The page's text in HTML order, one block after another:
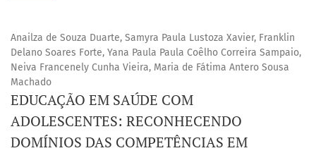
Anailza de Souza Duarte, Samyra Paula Lustoza Xavier, Franklin
Delano Soares Forte, Yana Paula Paula Coêlho Correira Sampaio,
Neiva Francenely Cunha Vieira, Maria de Fátima Antero Sousa
Machado
EDUCAÇÃO EM SAÚDE COM
ADOLESCENTES: RECONHECENDO
DOMÍNIOS DAS COMPETÊNCIAS EM